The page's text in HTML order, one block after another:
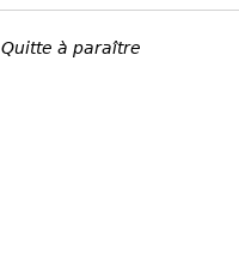
Quitte à paraître